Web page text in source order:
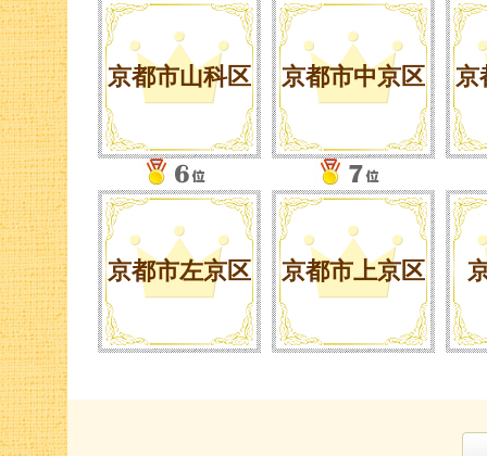
京都市山科区 京都市中京区 京
京都市左京区 京都市上京区